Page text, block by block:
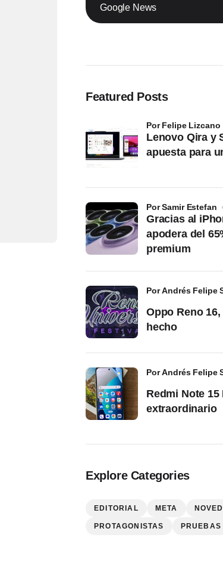
Google News
Featured Posts
Lenovo Qira y
apuesta para
por Felipe Lizcano
Gracias al
apodera del
premium
por Samir Estefan
Oppo Reno
hecho
por Andrés Felipe
Redmi Note
extraordinario
por Andrés Felipe
Explore Categories
EDITORIAL META
PROTAGONISTAS PRUEBAS